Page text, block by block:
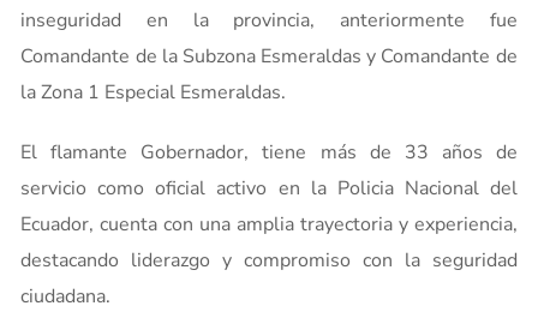
inseguridad en la provincia, anteriormente fue
Comandante de la Subzona Esmeraldas y Comandante de
la Zona 1 Especial Esmeraldas.
El flamante Gobernador, tiene más de 33 años de
servicio como oficial activo en la Policia Nacional del
Ecuador, cuenta con una amplia trayectoria y experiencia,
destacando liderazgo y compromiso con la seguridad
ciudadana.